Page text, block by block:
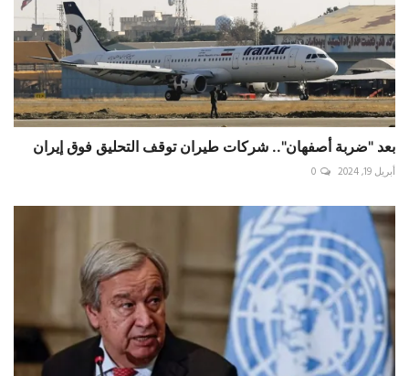
بعد "ضربة أصفهان".. شركات طيران توقف التحليق فوق إيران
أبريل 19, 2024 0